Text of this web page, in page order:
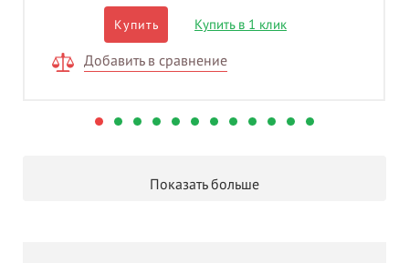
Купить Купить в 1 клик
Добавить в сравнение
Показать больше